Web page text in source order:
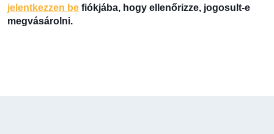
jelentkezzen be fiókjába, hogy ellenőrizze, jogosult-e
megvásárolni.